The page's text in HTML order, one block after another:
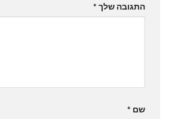
התגובה שלך *
שם *